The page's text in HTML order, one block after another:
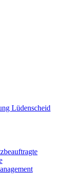
Lüdenscheid